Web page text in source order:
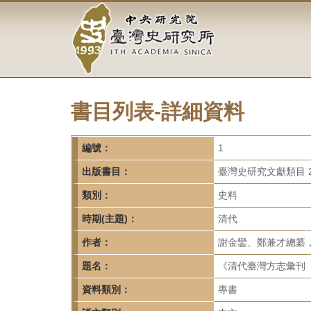
容
中
央
研
究
院-
臺
灣
史
研
究
所-
書目列表-詳細資料
編號： 1
出版書目： 臺灣史研究文獻類目
類別： 史料
時期(主題)： 清代
作者： 謝金鑾、鄭兼才總纂
題名： 《清代臺灣方志彙
資料類別： 專書